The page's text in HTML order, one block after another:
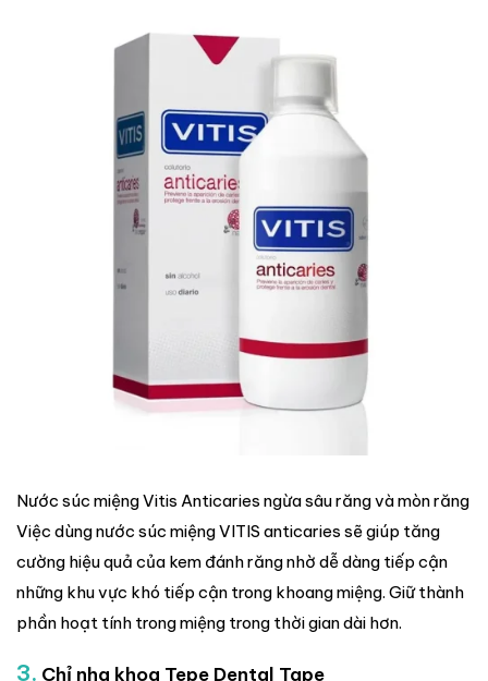
Nước súc miệng Vitis Anticaries ngừa sâu răng và mòn răng
Việc dùng nước súc miệng VITIS anticaries sẽ giúp tăng
cường hiệu quả của kem đánh răng nhờ dễ dàng tiếp cận
những khu vực khó tiếp cận trong khoang miệng. Giữ thành
phần hoạt tính trong miệng trong thời gian dài hơn.
3. Chỉ nha khoa Tepe Dental Tape